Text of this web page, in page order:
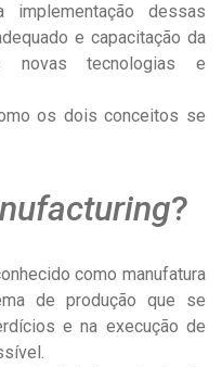
dessas
e capacitação da
tecnologias e
os dois conceitos se
?
como manufatura
de produção que se
e na execução de